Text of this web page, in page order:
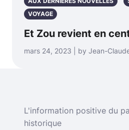
VOYAGE
Et Zou revient en
mars 24, 2023 | by Jean-
L'information positive du
historique